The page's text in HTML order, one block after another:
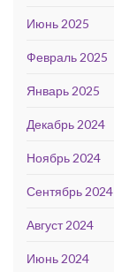
Июнь 2025
Февраль 2025
Январь 2025
Декабрь 2024
Ноябрь 2024
Сентябрь 2024
Август 2024
Июнь 2024